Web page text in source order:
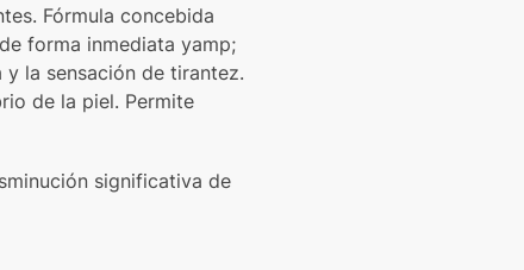
Fórmula concebida
forma inmediata yamp;
la sensación de tirantez.
de la piel. Permite
significativa de